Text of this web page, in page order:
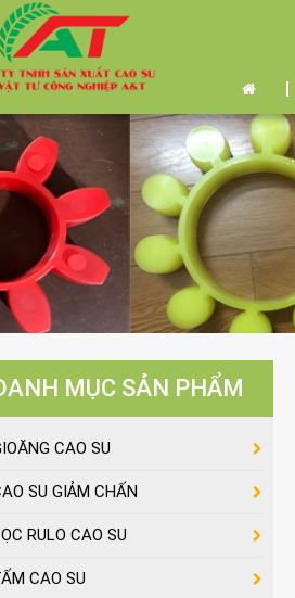
MỤC SẢN PHẨM
CAO SU
SU GIẢM CHẤN
RULO CAO SU
CAO SU